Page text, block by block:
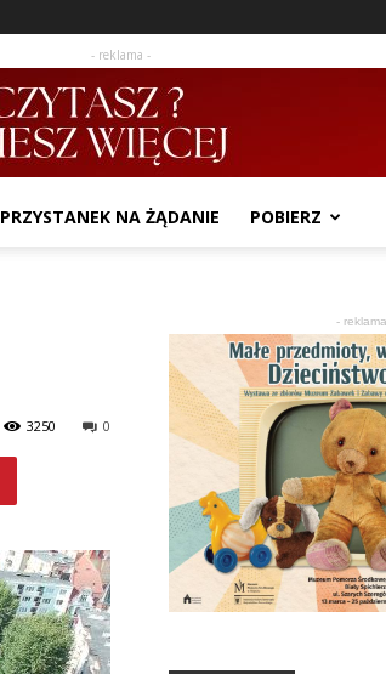
- reklama -
PRZYSTANEK NA ŻĄDANIE POBIERZ
0
3250
-